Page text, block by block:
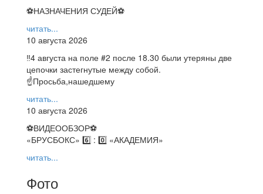
⚽НАЗНАЧЕНИЯ СУДЕЙ⚽
читать...
10 августа 2026
‼4 августа на поле #2 после 18.30 были утеряны две
цепочки застегнутые между собой.
☝Просьба,нашедшему
читать...
10 августа 2026
⚽️ВИДЕООБЗОР⚽️
«БРУСБОКС» 6️⃣ : 0️⃣ «АКАДЕМИЯ»
читать...
Фото